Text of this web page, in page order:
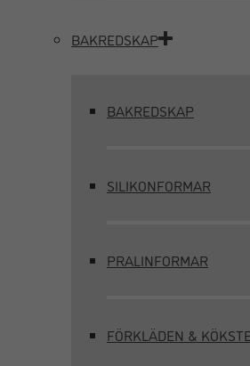
BAKREDSKAP
BAKREDSKAP
SILIKONFORMAR
PRALINFORMAR
FÖRKLÄDEN &